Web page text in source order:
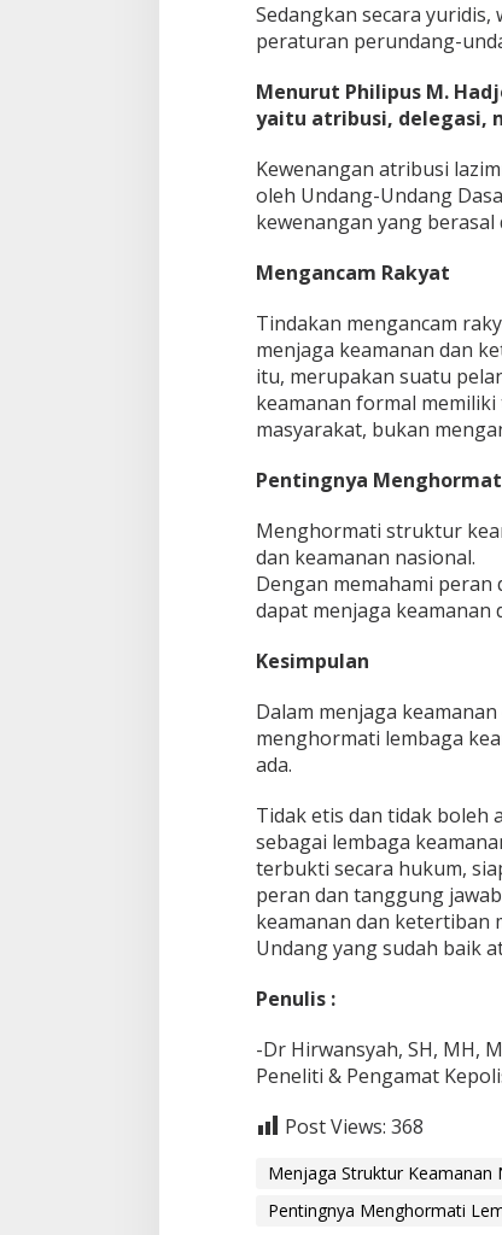
Sedangkan secara
peraturan perundang-
Menurut Philipus M.
yaitu atribusi, delegasi,
Kewenangan atribusi
oleh Undang-Undang
kewenangan yang berasal
Mengancam Rakyat
Tindakan mengancam
menjaga keamanan dan
itu, merupakan suatu
keamanan formal
masyarakat, bukan
Pentingnya
Menghormati struktur
dan keamanan nasional.
Dengan memahami
dapat menjaga
Kesimpulan
Dalam menjaga
menghormati lembaga
ada.
Tidak etis dan tidak boleh
sebagai lembaga
terbukti secara hukum,
peran dan tanggung
keamanan dan ketertiban
Undang yang sudah baik
Penulis :
-Dr Hirwansyah, SH, MH,
Peneliti & Pengamat
Post Views: 368
Menjaga Struktur Keamanan
Pentingnya Menghormati